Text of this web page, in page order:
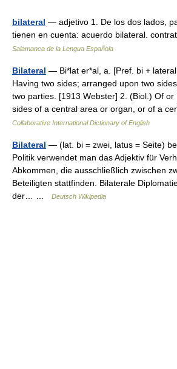
bilateral — adjetivo 1. De los dos lados,
tienen en cuenta: acuerdo bilateral.
Salamanca de la Lengua Española
Bilateral — Bi*lat er*al, a. [Pref. bi +
Having two sides; arranged upon two
two parties. [1913 Webster] 2. (Biol.) Of
sides of a central area or organ, or of a
Collaborative International Dictionary of English
Bilateral — (lat. bi = zwei, latus = Seite)
Politik verwendet man das Adjektiv für
Abkommen, die ausschließlich zwischen
Beteiligten stattfinden. Bilaterale
der… …
Deutsch Wikipedia